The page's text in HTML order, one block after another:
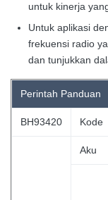
untuk kinerja
Untuk aplikasi
frekuensi radio
dan tunjukkan
Perintah Panduan
BH93420 Kode
Aku